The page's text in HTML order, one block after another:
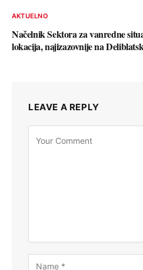
AKTUELNO
Načelnik Sektora za vanredne
lokacija, najizazovnije na
LEAVE A REPLY